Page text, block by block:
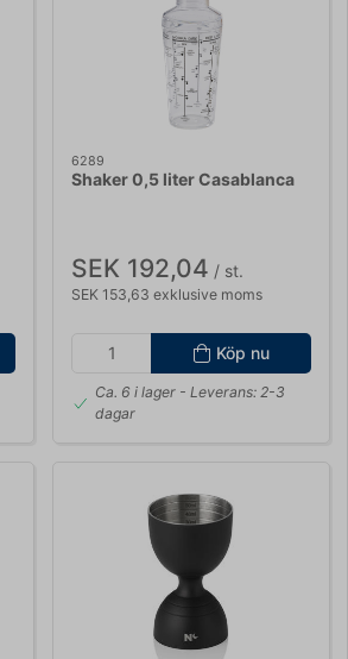
6289
Shaker 0,5 liter Casablanca
SEK 192,04 / st.
SEK 153,63 exklusive moms
Köp nu
Ca. 6 i lager- Leverans: 2-3
dagar